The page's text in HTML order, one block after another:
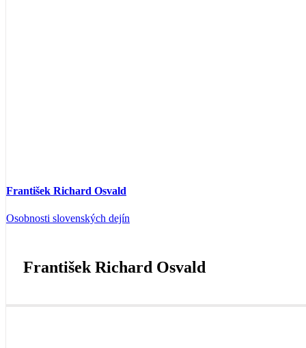
František Richard Osvald
Osobnosti slovenských dejín
František Richard Osvald